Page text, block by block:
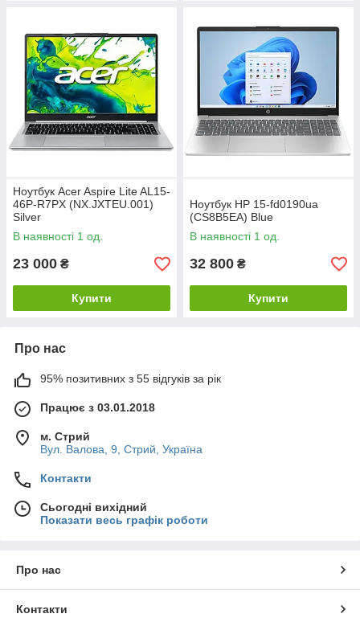
Ноутбук Acer Aspire Lite AL15-
46P-R7PX (NX.JXTEU.001)
Silver
В наявності 1 од.
23 000 ₴
Купити
Ноутбук HP 15-fd0190ua
(CS8B5EA) Blue
В наявності 1 од.
32 800 ₴
Купити
Про нас
95% позитивних з 55 відгуків за рік
Працює з 03.01.2018
м. Стрий
Вул. Валова, 9, Стрий, Україна
Контакти
Сьогодні вихідний
Показати весь графік роботи
Про нас
Контакти